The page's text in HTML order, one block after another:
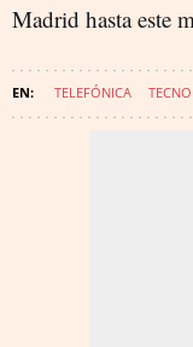
Madrid hasta este
TELEFÓNICA